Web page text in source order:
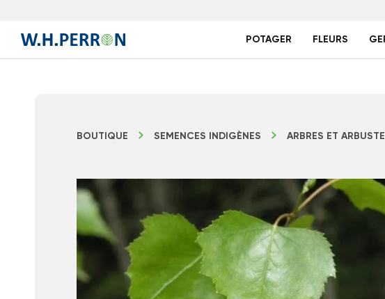
POTAGER FLEURS
BOUTIQUE SEMENCES INDIGÈNES ARBRES ET